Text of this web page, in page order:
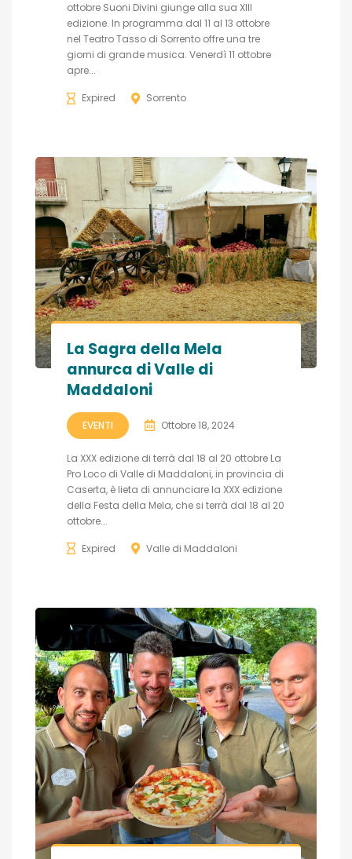
ottobre Suoni Divini giunge alla sua XIII
edizione. In programma dal 11 al 13 ottobre
nel Teatro Tasso di Sorrento offre una tre
giorni di grande musica. Venerdì 11 ottobre
apre...
Expired Sorrento
La Sagra della Mela
annurca di Valle di
Maddaloni
EVENTI Ottobre 18, 2024
La XXX edizione di terrà dal 18 al 20 ottobre La
Pro Loco di Valle di Maddaloni, in provincia di
Caserta, è lieta di annunciare la XXX edizione
della Festa della Mela, che si terrà dal 18 al 20
ottobre...
Expired Valle di Maddaloni